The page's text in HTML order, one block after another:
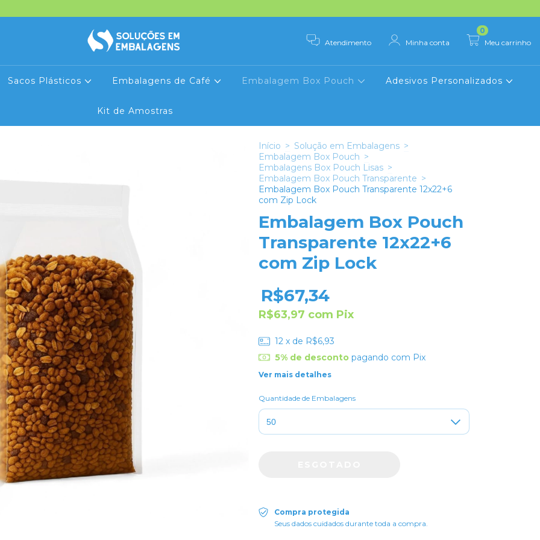
Atendimento Minha conta Meu carrinho
0
Sacos Plásticos Embalagens de Café Embalagem Box Pouch Adesivos Personalizados
Kit de Amostras
Início > Solução em Embalagens >
Embalagem Box Pouch >
Embalagens Box Pouch Lisas >
Embalagem Box Pouch Transparente >
Embalagem Box Pouch Transparente 12x22+6
com Zip Lock
Embalagem Box Pouch
Transparente 12x22+6
com Zip Lock
R$67,34
R$63,97 com Pix
12 x de R$6,93
5% de descontopagando com Pix
Ver mais detalhes
Quantidade de Embalagens
Compra protegida
Seus dados cuidados durante toda a compra.